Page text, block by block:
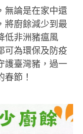
無論是在家中還
將廚餘減少到最
低非洲豬瘟風
可為環保及防疫
護臺灣豬，過一
節！